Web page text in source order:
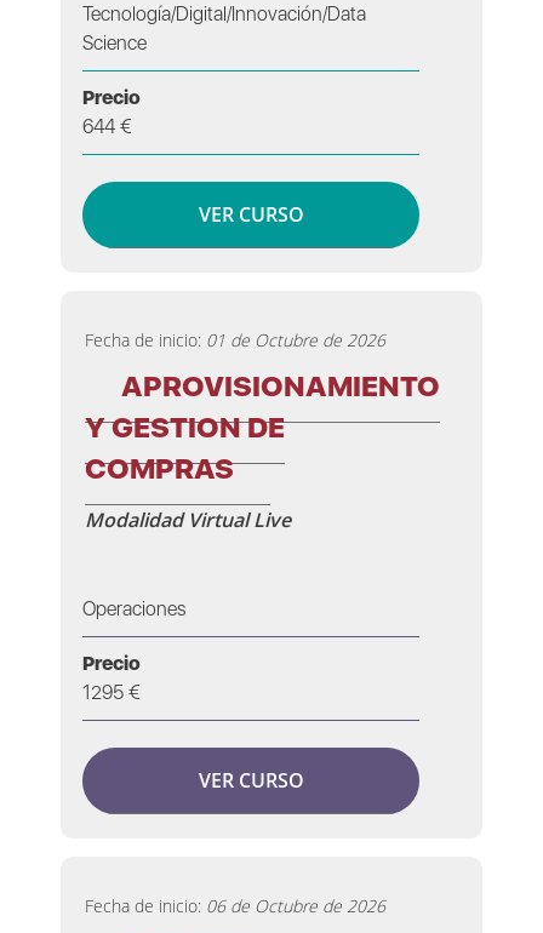
Tecnología/Digital/Innovación/Data
Science
Precio
644 €
VER CURSO
Fecha de inicio: 01 de Octubre de 2026
APROVISIONAMIENTO
Y GESTION DE
COMPRAS
Modalidad Virtual Live
Operaciones
Precio
1295 €
VER CURSO
Fecha de inicio: 06 de Octubre de 2026